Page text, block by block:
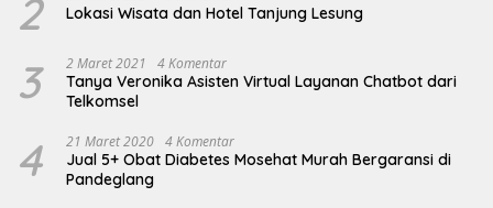
2 Lokasi Wisata dan Hotel Tanjung Lesung
3 2 Maret 2021 4 Komentar
Tanya Veronika Asisten Virtual Layanan Chatbot dari
Telkomsel
4 21 Maret 2020 4 Komentar
Jual 5+ Obat Diabetes Mosehat Murah Bergaransi di
Pandeglang